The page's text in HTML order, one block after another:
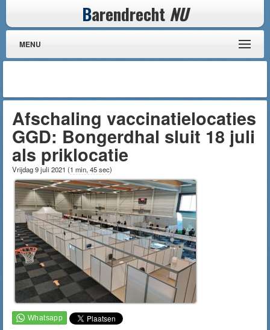
Barendrecht NU
MENU
Afschaling vaccinatielocaties
GGD: Bongerdhal sluit 18 juli
als priklocatie
Vrijdag 9 juli 2021 (1 min, 45 sec)